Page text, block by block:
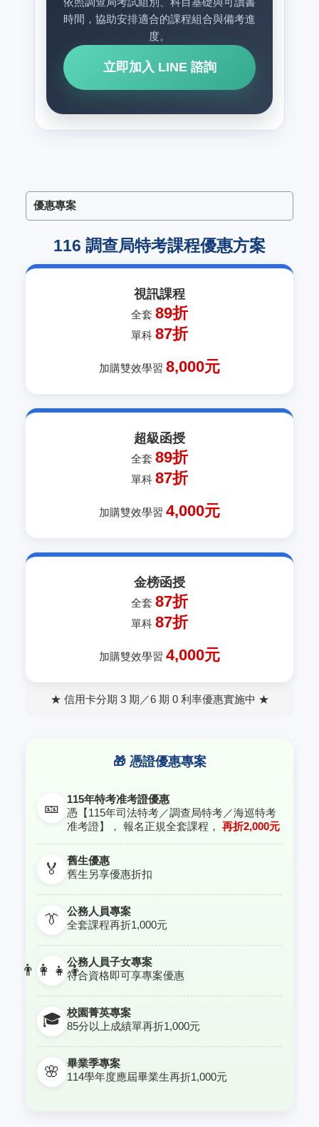
時間，協助安排適合的課程組合與備考進
度。
立即加入 LINE 諮詢
優惠專案
116 調查局特考課程優惠方案
視訊課程
全套 89折
單科 87折
加購雙效學習 8,000元
超級函授
全套 89折
單科 87折
加購雙效學習 4,000元
金榜函授
全套 87折
單科 87折
加購雙效學習 4,000元
★ 信用卡分期 3 期／6 期 0 利率優惠實施中 ★
🎁 憑證優惠專案
🎫
115年特考准考證優惠
憑【115年司法特考／調查局特考／海巡特考
准考證】， 報名正規全套課程， 再折2,000元
🏅
舊生優惠
舊生另享優惠折扣
👔
公務人員專案
全套課程再折1,000元
👨‍👩‍👧‍👦公務人員子女專案
符合資格即可享專案優惠
🎓 校園菁英專案
85分以上成績單再折1,000元
🌸
畢業季專案
114學年度應屆畢業生再折1,000元